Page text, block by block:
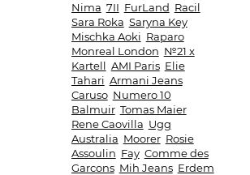
Nima 7II FurLand Racil
Sara Roka Saryna Key
Mischka Aoki Raparo
Monreal London №21 x
Kartell AMI Paris Elie
Tahari Armani Jeans
Caruso Numero 10
Balmuir Tomas Maier
Rene Caovilla Ugg
Australia Moorer Rosie
Assoulin Fay Comme des
Garcons Mih Jeans Erdem